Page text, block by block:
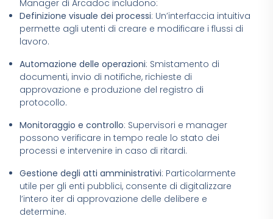
Manager di Arcadoc includono:
Definizione visuale dei processi: Un’interfaccia intuitiva
permette agli utenti di creare e modificare i flussi di
lavoro.
Automazione delle operazioni: Smistamento di
documenti, invio di notifiche, richieste di
approvazione e produzione del registro di
protocollo.
Monitoraggio e controllo: Supervisori e manager
possono verificare in tempo reale lo stato dei
processi e intervenire in caso di ritardi.
Gestione degli atti amministrativi: Particolarmente
utile per gli enti pubblici, consente di digitalizzare
l’intero iter di approvazione delle delibere e
determine.